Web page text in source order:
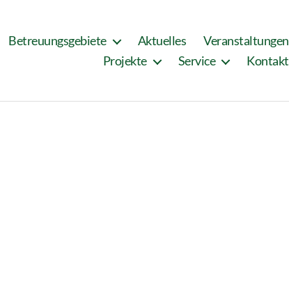
Betreuungsgebiete Aktuelles
Veranstaltungen
Projekte
Service Kontakt